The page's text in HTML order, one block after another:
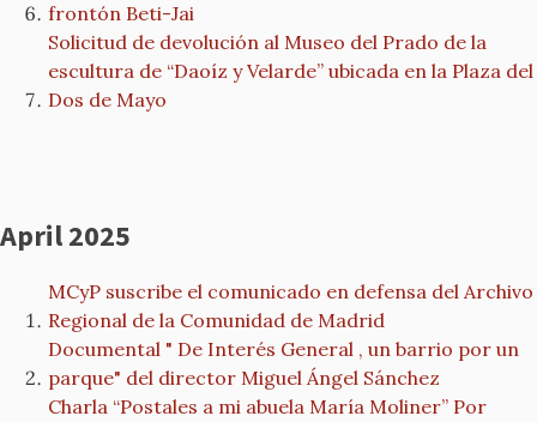
frontón Beti-Jai
Solicitud de devolución al Museo del Prado de la
escultura de “Daoíz y Velarde” ubicada en la Plaza del
Dos de Mayo
April 2025
MCyP suscribe el comunicado en defensa del Archivo
Regional de la Comunidad de Madrid
Documental " De Interés General , un barrio por un
parque" del director Miguel Ángel Sánchez
Charla “Postales a mi abuela María Moliner” Por